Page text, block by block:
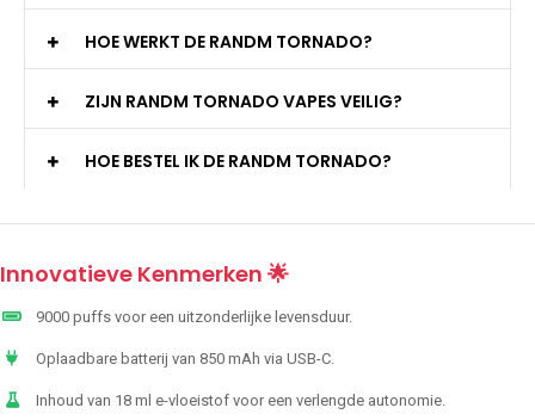
HOE WERKT DE RANDM TORNADO?
ZIJN RANDM TORNADO VAPES VEILIG?
HOE BESTEL IK DE RANDM TORNADO?
Innovatieve Kenmerken 🌟
9000 puffs voor een uitzonderlijke levensduur.
Oplaadbare batterij van 850 mAh via USB-C.
Inhoud van 18 ml e-vloeistof voor een verlengde autonomie.